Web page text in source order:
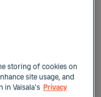
storing of cookies on
site usage, and
in Vaisala's Privacy